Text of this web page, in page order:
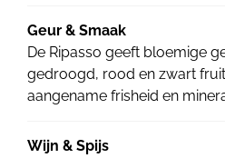
Geur & Smaak
De Ripasso geeft bloemige
gedroogd, rood en zwart
aangename frisheid en
Wijn & Spijs